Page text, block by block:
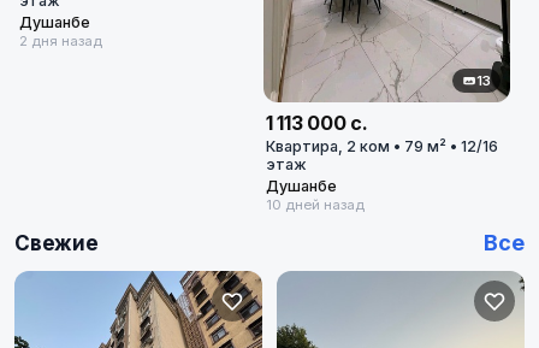
Душанбе
2 дня назад
13
1 113 000 с.
Квартира, 2 ком • 79 м² • 12/16
этаж
Душанбе
10 дней назад
Свежие Все
Арендовать
614
100
Гараж или паркинг